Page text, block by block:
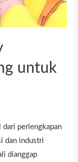
untuk
dari perlengkapan
dan industri
dianggap